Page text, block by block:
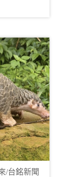
/台銘新聞